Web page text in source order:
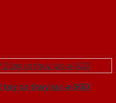
tay co thuy luc-a-SGD